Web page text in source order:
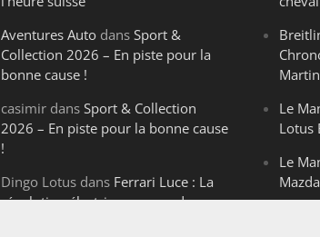
Aventures Auto dansSport &
Collection 2026 – En piste pour la
bonne cause !
casimir dansSport & Collection
2026 – En piste pour la bonne cause
!
Dingo Lotus dans Ferrari Luce : La
révolution électrique venue de
Le
Lotus
Le